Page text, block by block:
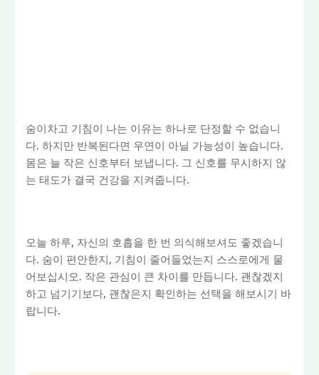
숨이차고 기침이 나는 이유는 하나로 단정할 수 없습니
다. 하지만 반복된다면 우연이 아닐 가능성이 높습니다.
몸은 늘 작은 신호부터 보냅니다. 그 신호를 무시하지 않
는 태도가 결국 건강을 지켜줍니다.
오늘 하루, 자신의 호흡을 한 번 의식해보셔도 좋겠습니
다. 숨이 편안한지, 기침이 줄어들었는지 스스로에게 물
어보십시오. 작은 관심이 큰 차이를 만듭니다. 괜찮겠지
하고 넘기기보다, 괜찮은지 확인하는 선택을 해보시기 바
랍니다.